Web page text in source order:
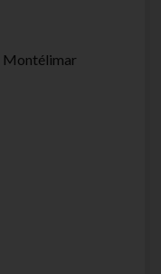
Montélimar